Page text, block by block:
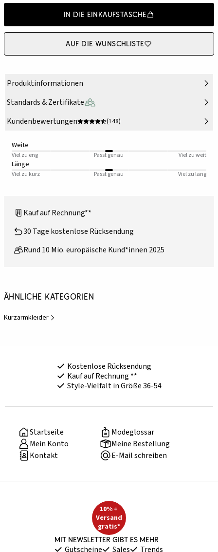
In die Einkaufstasche
Auf die Wunschliste
Produktinformationen
Standards & Zertifikate
Kundenbewertungen
(148)
Weite
Viel zu eng Passt genau Viel zu weit
Länge
Viel zu kurz Passt genau Viel zu lang
Kauf auf Rechnung**
30 Tage kostenlose Rücksendung
Rund 10 Mio. europäische Kund*innen 2025
Ähnliche Kategorien
Kurzarmkleider
Kostenlose Rücksendung
Kauf auf Rechnung **
Style-Vielfalt in Größe 36-54
Startseite
Modeglossar
Mein Konto
Meine Bestellung
Kontakt
E-Mail schreiben
10% +
Versand
gratis*
Mit Newsletter gibt es mehr
Gutscheine Sales Trends